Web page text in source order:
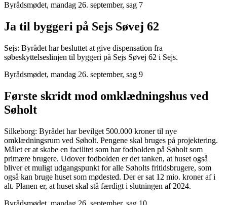
Byrådsmødet, mandag 26. september, sag 7
Ja til byggeri på Sejs Søvej 62
Sejs: Byrådet har besluttet at give dispensation fra
søbeskyttelseslinjen til byggeri på Sejs Søvej 62 i Sejs.
Byrådsmødet, mandag 26. september, sag 9
Første skridt mod omklædningshus ved
Søholt
Silkeborg: Byrådet har bevilget 500.000 kroner til nye
omklædningsrum ved Søholt. Pengene skal bruges på projektering.
Målet er at skabe en facilitet som har fodbolden på Søholt som
primære brugere. Udover fodbolden er det tanken, at huset også
bliver et muligt udgangspunkt for alle Søholts fritidsbrugere, som
også kan bruge huset som mødested. Der er sat 12 mio. kroner af i
alt. Planen er, at huset skal stå færdigt i slutningen af 2024.
Byrådsmødet, mandag 26. september, sag 10